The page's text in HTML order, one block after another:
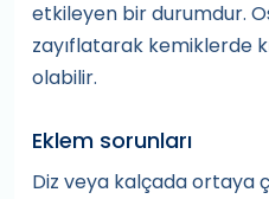
etkileyen bir durumdur.
zayıflatarak kemiklerde
olabilir.
Eklem sorunları
Diz veya kalçada ortaya